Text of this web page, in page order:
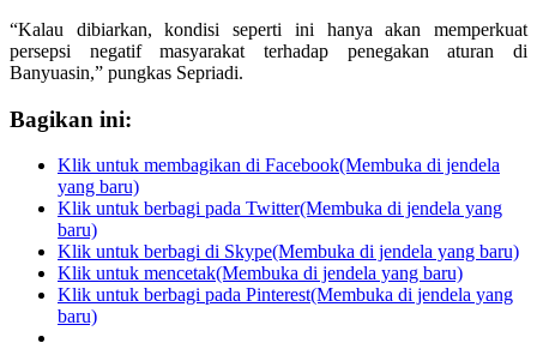
“Kalau dibiarkan, kondisi seperti ini hanya akan memperkuat
persepsi negatif masyarakat terhadap penegakan aturan di
Banyuasin,” pungkas Sepriadi.
Bagikan ini:
Klik untuk membagikan di Facebook(Membuka di jendela
yang baru)
Klik untuk berbagi pada Twitter(Membuka di jendela yang
baru)
Klik untuk berbagi di Skype(Membuka di jendela yang baru)
Klik untuk mencetak(Membuka di jendela yang baru)
Klik untuk berbagi pada Pinterest(Membuka di jendela yang
baru)